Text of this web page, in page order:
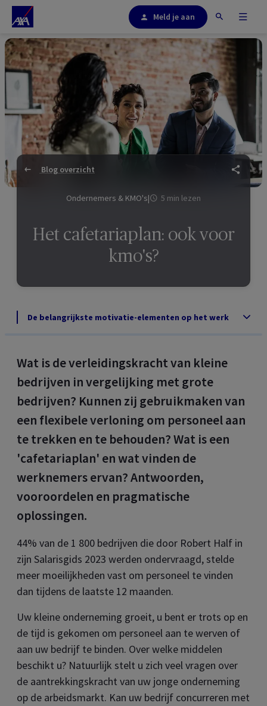
Meld je aan
Blog overzicht
Ondernemers & KMO's| 5 min lezen
Het cafetariaplan: ook voor
kmo's?
De belangrijkste motivatie-elementen op het werk
Wat is de verleidingskracht van kleine
bedrijven in vergelijking met grote
bedrijven? Kunnen zij gebruikmaken van
een flexibele verloning om personeel aan
te trekken en te behouden? Wat is een
'cafetariaplan' en wat vinden de
werknemers ervan? Antwoorden,
vooroordelen en pragmatische
oplossingen.
44% van de 1 800 bedrijven die door Robert Half in
zijn Salarisgids 2023 werden ondervraagd, stelde
meer moeilijkheden vast om personeel te vinden
dan tijdens de laatste 12 maanden.
Uw kleine onderneming groeit, u bent er trots op en
de tijd is gekomen om personeel aan te werven of
aan uw bedrijf te binden. Over welke middelen
beschikt u? Natuurlijk stelt u zich veel vragen over
de aantrekkingskracht van uw jonge onderneming
op de arbeidsmarkt. Kan uw bedrijf concurreren met